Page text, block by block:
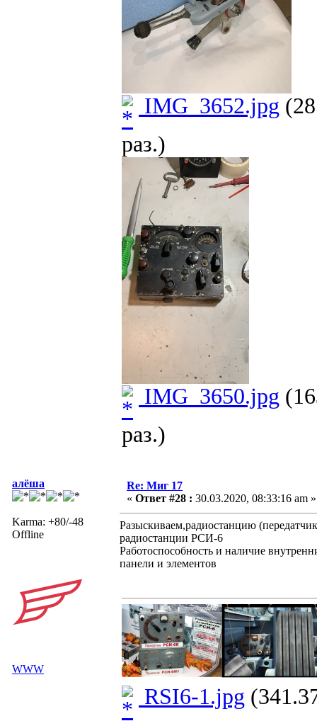
IMG_3652.jpg
раз.)
IMG_3650.jpg
раз.)
алёша
Karma: +80/-48
Offline
WWW
Re: Миг 17
« Ответ #28 : 30.03.2020, 08:33:16 am »
Разыскиваем,радиостанцию
радиостанции РСИ-6
Работоспособность и наличие
панели и элементов
RSI6-1.jpg